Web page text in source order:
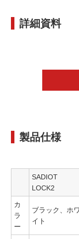
詳細資料
製品仕様
SADIOT
LOCK2
カ
ラ
ー
ブラック、ホワ
イト